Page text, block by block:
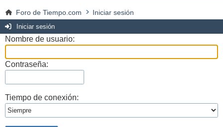
Foro de Tiempo.com Iniciar sesión
Iniciar sesión
Nombre de usuario:
Contraseña:
Tiempo de conexión: